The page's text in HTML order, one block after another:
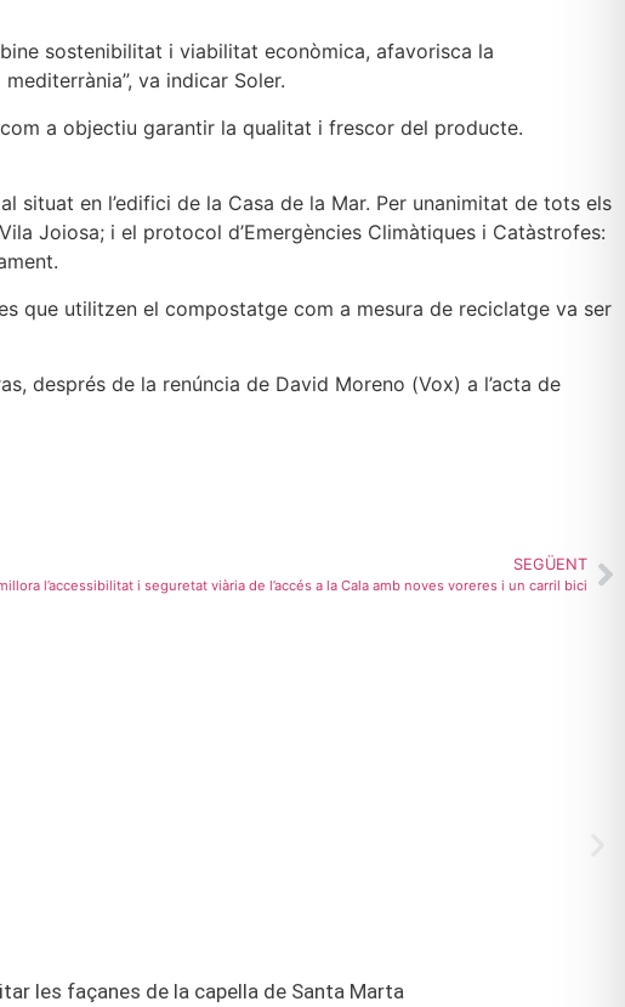
sostenibilitat i viabilitat econòmica, afavorisca la
va indicar Soler.
a objectiu garantir la qualitat i frescor del producte.
situat en l’edifici de la Casa de la Mar. Per unanimitat de tots els
Joiosa; i el protocol d’Emergències Climàtiques i Catàstrofes:
que utilitzen el compostatge com a mesura de reciclatge va ser
després de la renúncia de David Moreno (Vox) a l’acta de
SEGÜENT
l’accessibilitat i seguretat viària de l’accés a la Cala amb noves voreres i un carril bici
les façanes de la capella de Santa Marta